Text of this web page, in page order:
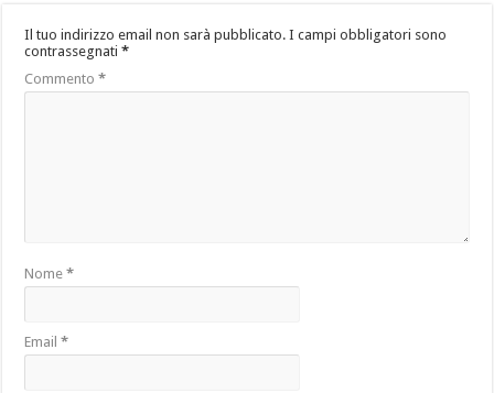
Il tuo indirizzo email non sarà pubblicato. I campi obbligatori sono
contrassegnati*
Commento*
Nome*
Email*